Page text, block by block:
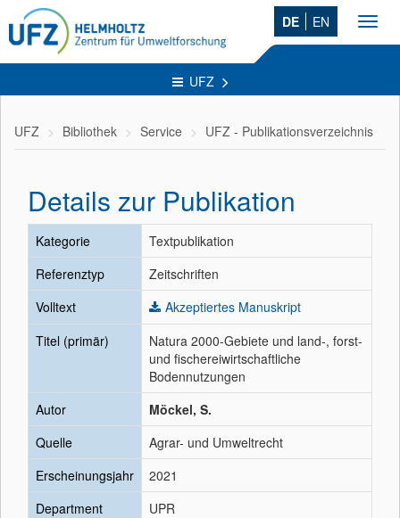
DE EN
UFZ
UFZ Bibliothek Service UFZ - Publikationsverzeichnis
Details zur Publikation
Kategorie
Textpublikation
Referenztyp
Zeitschriften
Volltext
Akzeptiertes Manuskript
Titel (primär)
Natura 2000-Gebiete und land-, forst-
und fischereiwirtschaftliche
Bodennutzungen
Autor
Möckel, S.
Quelle
Agrar- und Umweltrecht
Erscheinungsjahr
2021
Department
UPR